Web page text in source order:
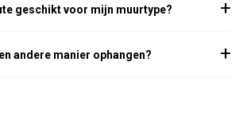
geschikt voor mijn muurtype?
andere manier ophangen?